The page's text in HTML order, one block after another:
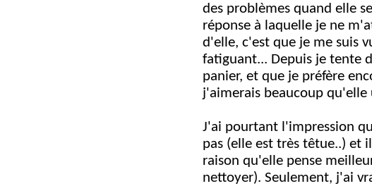
des problèmes quand elle
réponse à laquelle je ne
d'elle, c'est que je me suis
fatiguant... Depuis je tente
panier, et que je préfère
j'aimerais beaucoup qu'elle
J'ai pourtant l'impression
pas (elle est très têtue..) et
raison qu'elle pense
nettoyer). Seulement, j'ai